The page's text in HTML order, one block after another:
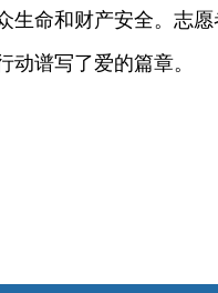
生命和财产安全。志
动谱写了爱的篇章。